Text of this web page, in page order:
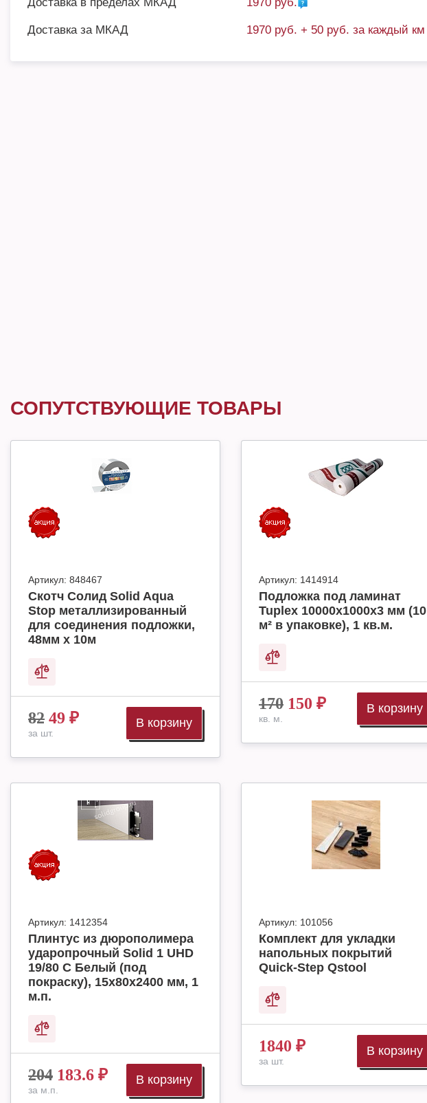
Доставка за МКАД 1970 руб. + 50 руб. за каждый км
СОПУТСТВУЮЩИЕ ТОВАРЫ
Артикул: 848467
Скотч Солид Solid Aqua
Stop металлизированный
для соединения подложки,
48мм х 10м
82 49 ₽
за шт.
В корзину
Артикул: 1414914
Подложка под ламинат
Tuplex 10000x1000x3 мм (10
м² в упаковке), 1 кв.м.
170 150 ₽
кв. м.
В корзину
Артикул: 1412354
Плинтус из дюрополимера
ударопрочный Solid 1 UHD
19/80 C Белый (под
покраску), 15х80х2400 мм, 1
м.п.
204 183.6 ₽
за м.п.
В корзину
Артикул: 101056
Комплект для укладки
напольных покрытий
Quick-Step Qstool
1840 ₽
за шт.
В корзину